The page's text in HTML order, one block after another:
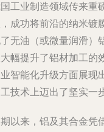
工业制造领域传来重
成功将前沿的纳米镀
无油（或微量润滑）
幅提升了铝材加工的
智能化升级方面展现
技术上迈出了坚实一
以来，铝及其合金凭